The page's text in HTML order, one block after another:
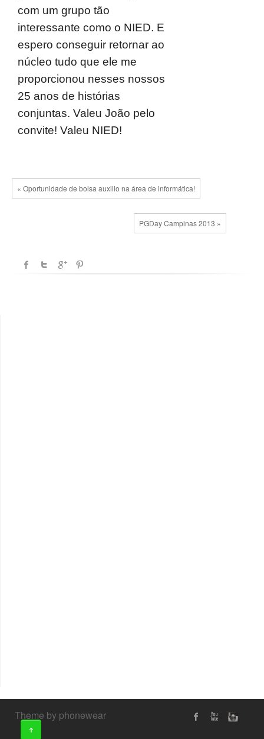
com um grupo tão
interessante como o NIED. E
espero conseguir retornar ao
núcleo tudo que ele me
proporcionou nesses nossos
25 anos de histórias
conjuntas. Valeu João pelo
convite! Valeu NIED!
« Oportunidade de bolsa auxilio na área de informática!
PGDay Campinas 2013 »
Theme by phonewear
↑